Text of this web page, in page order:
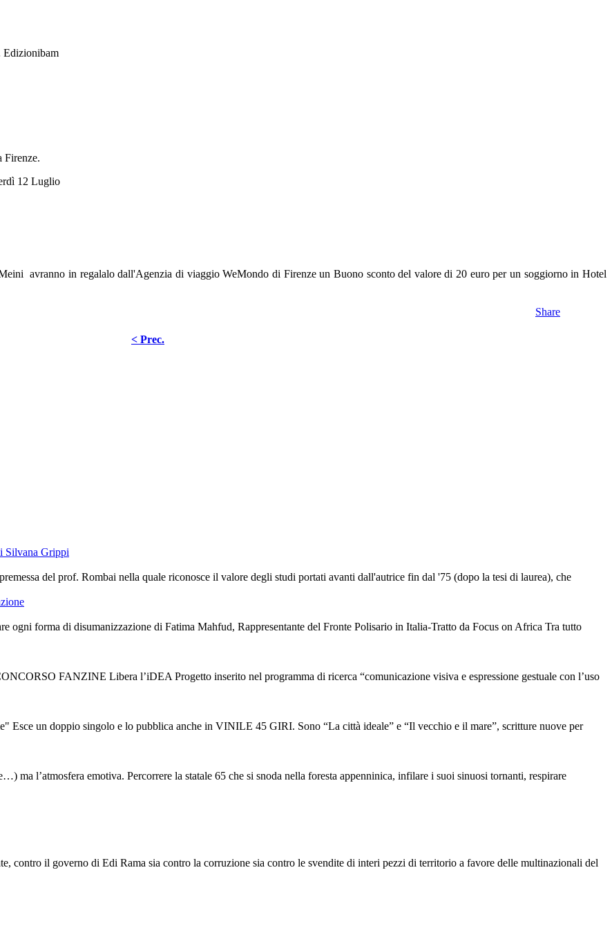
Firenze.
12 Luglio
avranno in regalalo dall'Agenzia di viaggio WeMondo di Firenze un Buono sconto del valore di 20 euro per un soggiorno in Hotel
Share
< Prec.
Silvana Grippi
del prof. Rombai nella quale riconosce il valore degli studi portati avanti dall'autrice fin dal '75 (dopo la tesi di laurea), che
ogni forma di disumanizzazione di Fatima Mahfud, Rappresentante del Fronte Polisario in Italia-Tratto da Focus on Africa Tra tutto
FANZINE Libera l’iDEA Progetto inserito nel programma di ricerca “comunicazione visiva e espressione gestuale con l’uso
un doppio singolo e lo pubblica anche in VINILE 45 GIRI. Sono “La città ideale” e “Il vecchio e il mare”, scritture nuove per
ma l’atmosfera emotiva. Percorrere la statale 65 che si snoda nella foresta appenninica, infilare i suoi sinuosi tornanti, respirare
contro il governo di Edi Rama sia contro la corruzione sia contro le svendite di interi pezzi di territorio a favore delle multinazionali del